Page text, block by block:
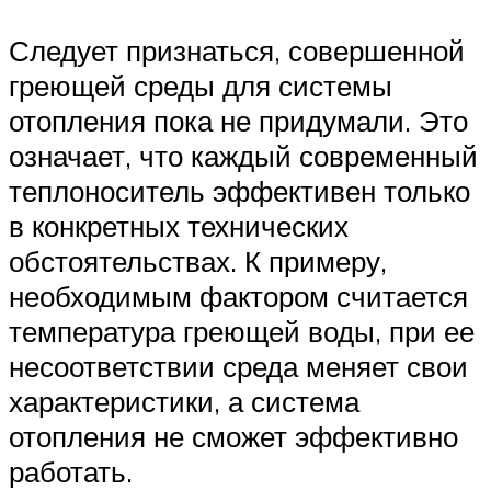
Следует признаться, совершенной
греющей среды для системы
отопления пока не придумали. Это
означает, что каждый современный
теплоноситель эффективен только
в конкретных технических
обстоятельствах. К примеру,
необходимым фактором считается
температура греющей воды, при ее
несоответствии среда меняет свои
характеристики, а система
отопления не сможет эффективно
работать.